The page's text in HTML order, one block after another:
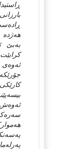
به‌بێ
كرابێت.